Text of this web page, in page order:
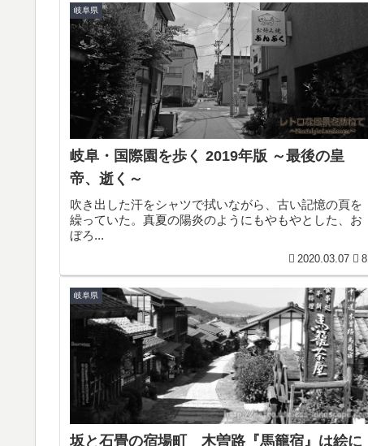
岐阜県
岐阜・国際園を歩く 2019年版 ～最後の皇
帝、逝く～
吹き出した汗をシャツで拭いながら、古い記憶の頁を
繰っていた。真夏の陽炎のようにもやもやとした、お
ぼろ...
2020.03.07 8
岐阜県
坂と石畳の宿場町 木曽路『馬籠宿』は絵に